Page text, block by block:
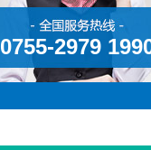
0755-2979